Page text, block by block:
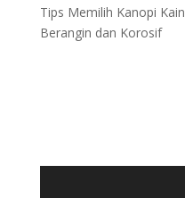
Tips Memilih Kanopi
Berangin dan Korosif